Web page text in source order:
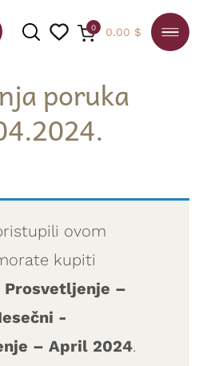
PRETRAGA
0 0.00 $
poruka
ovom
kupiti
–
-
– April 2024.